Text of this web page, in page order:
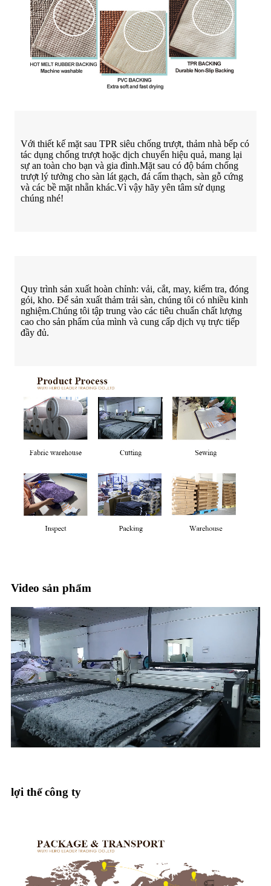
Với thiết kế mặt sau TPR siêu chống trượt, thảm nhà bếp có
tác dụng chống trượt hoặc dịch chuyển hiệu quả, mang lại
sự an toàn cho bạn và gia đình.Mặt sau có độ bám chống
trượt lý tưởng cho sàn lát gạch, đá cẩm thạch, sàn gỗ cứng
và các bề mặt nhẵn khác.Vì vậy hãy yên tâm sử dụng
chúng nhé!
Quy trình sản xuất hoàn chỉnh: vải, cắt, may, kiểm tra, đóng
gói, kho. Để sản xuất thảm trải sàn, chúng tôi có nhiều kinh
nghiệm.Chúng tôi tập trung vào các tiêu chuẩn chất lượng
cao cho sản phẩm của mình và cung cấp dịch vụ trực tiếp
đầy đủ.
Video sản phẩm
lợi thế công ty